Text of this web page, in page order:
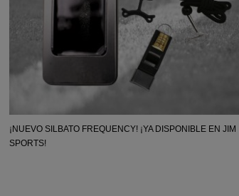
¡NUEVO SILBATO FREQUENCY! ¡YA DISPONIBLE EN JIM
SPORTS!